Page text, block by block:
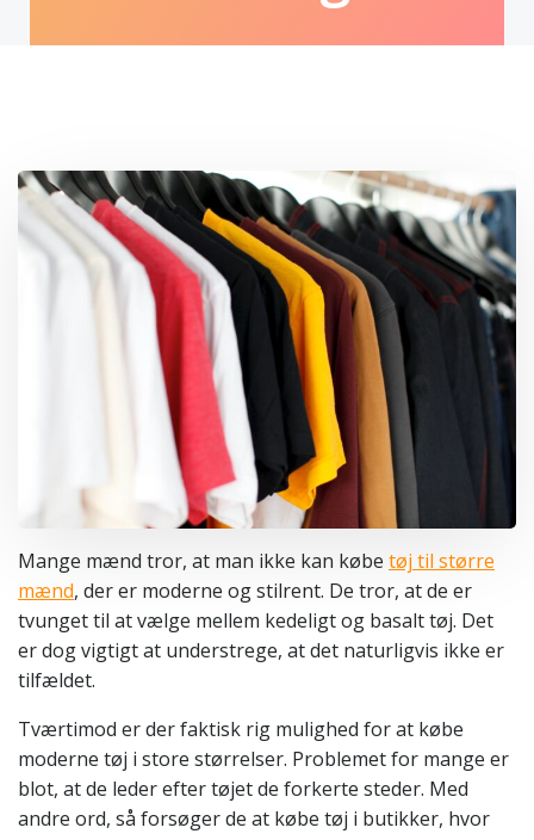
Mange mænd tror, at man ikke kan købe tøj til større
mænd, der er moderne og stilrent. De tror, at de er
tvunget til at vælge mellem kedeligt og basalt tøj. Det
er dog vigtigt at understrege, at det naturligvis ikke er
tilfældet.
Tværtimod er der faktisk rig mulighed for at købe
moderne tøj i store størrelser. Problemet for mange er
blot, at de leder efter tøjet de forkerte steder. Med
andre ord, så forsøger de at købe tøj i butikker, hvor